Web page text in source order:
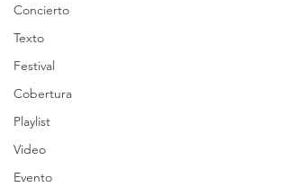
Concierto
Texto
Festival
Cobertura
Playlist
Video
Evento